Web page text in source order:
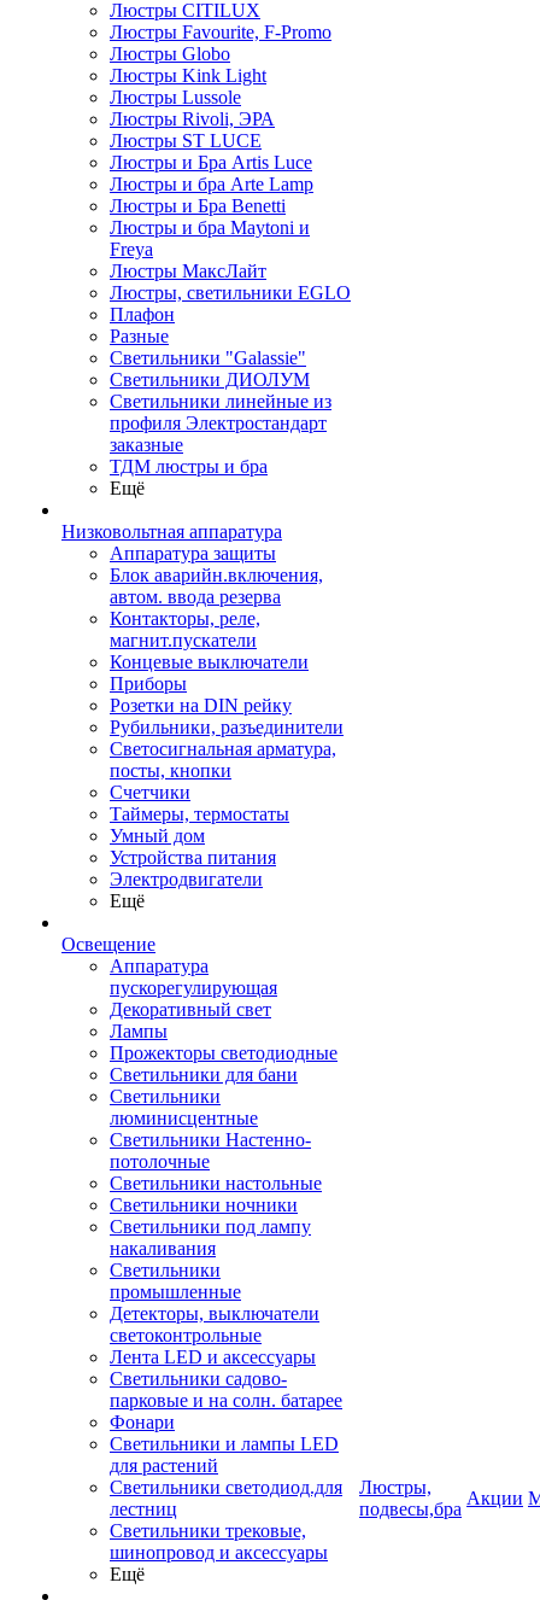
Люстры CITILUX
Люстры Favourite, F-Promo
Люстры Globo
Люстры Kink Light
Люстры Lussole
Люстры Rivoli, ЭРА
Люстры ST LUCE
Люстры и Бра Artis Luce
Люстры и бра Arte Lamp
Люстры и Бра Benetti
Люстры и бра Maytoni и
Freya
Люстры МаксЛайт
Люстры, светильники EGLO
Плафон
Разные
Светильники "Galassie"
Светильники ДИОЛУМ
Светильники линейные из
профиля Электростандарт
заказные
ТДМ люстры и бра
Ещё
Низковольтная аппаратура
Аппаратура защиты
Блок аварийн.включения,
автом. ввода резерва
Контакторы, реле,
магнит.пускатели
Концевые выключатели
Приборы
Розетки на DIN рейку
Рубильники, разъединители
Светосигнальная арматура,
посты, кнопки
Счетчики
Таймеры, термостаты
Умный дом
Устройства питания
Электродвигатели
Ещё
Освещение
Аппаратура
пускорегулирующая
Декоративный свет
Лампы
Прожекторы светодиодные
Светильники для бани
Светильники
люминисцентные
Светильники Настенно-
потолочные
Светильники настольные
Светильники ночники
Светильники под лампу
накаливания
Светильники
промышленные
Детекторы, выключатели
светоконтрольные
Лента LED и аксессуары
Светильники садово-
парковые и на солн. батарее
Фонари
Светильники и лампы LED
для растений
Светильники светодиод.для
лестниц
Светильники трековые,
шинопровод и аксессуары
Ещё
Люстры,
подвесы,бра
Акции